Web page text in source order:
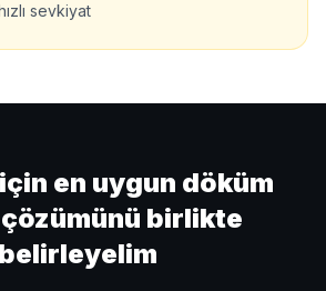
sevkiyat
en uygun döküm
birlikte
belirleyelim